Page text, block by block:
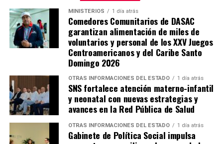
MINISTERIOS 1 día atrás
Comedores Comunitarios de DASAC
garantizan alimentación de miles de
voluntarios y personal de los XXV Juegos
Centroamericanos y del Caribe Santo
Domingo 2026
OTRAS INFORMACIONES DEL ESTADO 1 día atrás
SNS fortalece atención materno-infantil
y neonatal con nuevas estrategias y
avances en la Red Pública de Salud
OTRAS INFORMACIONES DEL ESTADO 1 día atrás
Gabinete de Política Social impulsa